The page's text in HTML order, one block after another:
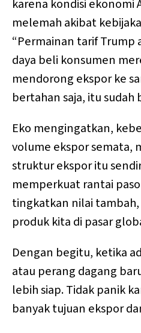
karena kondisi ekonomi
melemah akibat
“Permainan tarif Trump
daya beli konsumen
mendorong ekspor ke
bertahan saja, itu sudah
Eko mengingatkan,
volume ekspor semata,
struktur ekspor itu
memperkuat rantai
tingkatkan nilai
produk kita di pasar
Dengan begitu, ketika
atau perang dagang
lebih siap. Tidak panik
banyak tujuan ekspor